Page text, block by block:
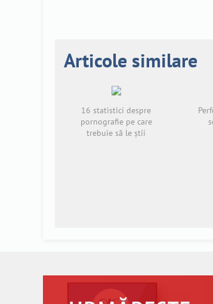
Articole similare
16 statistici despre
pornografie pe care
trebuie să le știi